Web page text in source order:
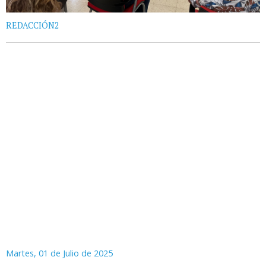
REDACCIÓN2
Martes, 01 de Julio de 2025